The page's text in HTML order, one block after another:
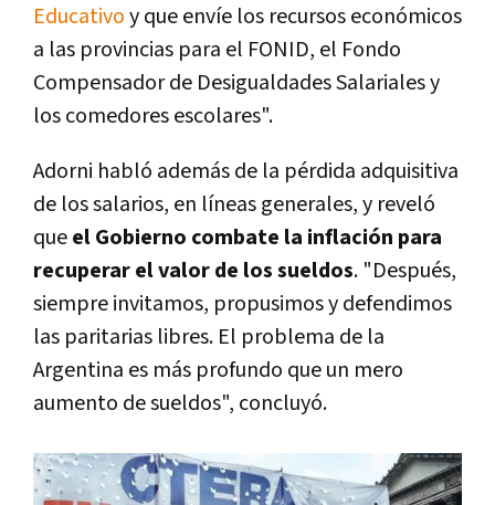
Educativoy que envíe los recursos económicos
a las provincias para el FONID, el Fondo
Compensador de Desigualdades Salariales y
los comedores escolares".
Adorni habló además de la pérdida adquisitiva
de los salarios, en líneas generales, y reveló
queel Gobierno combate la inflación para
recuperar el valor de los sueldos. "Después,
siempre invitamos, propusimos y defendimos
las paritarias libres. El problema de la
Argentina es más profundo que un mero
aumento de sueldos", concluyó.